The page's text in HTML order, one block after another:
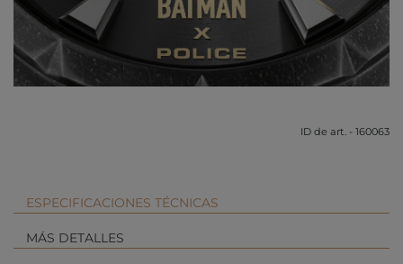
ID de art. - 160063
ESPECIFICACIONES TÉCNICAS
MÁS DETALLES